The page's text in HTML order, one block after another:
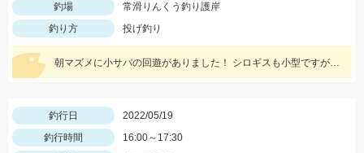
釣場
常滑りんくう釣り護岸
釣り方
投げ釣り
朝マズメに小サバの回遊がありました！ シロギスも小型ですが、数が釣れていますよ！
釣行日
2022/05/19
釣行時間
16:00～17:30